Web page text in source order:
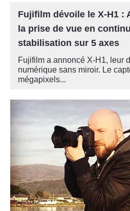
Fujifilm dévoile le X-H1 :
la prise de vue en
stabilisation sur 5 axes
Fujifilm a annoncé X-H1, leur
numérique sans miroir. Le
mégapixels...